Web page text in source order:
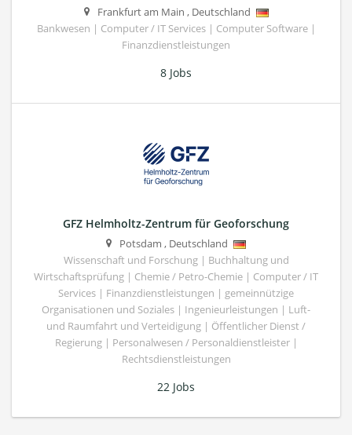
Frankfurt am Main , Deutschland
Bankwesen | Computer / IT Services | Computer Software |
Finanzdienstleistungen
8 Jobs
GFZ Helmholtz-Zentrum für Geoforschung
Potsdam , Deutschland
Wissenschaft und Forschung | Buchhaltung und
Wirtschaftsprüfung | Chemie / Petro-Chemie | Computer / IT
Services | Finanzdienstleistungen | gemeinnützige
Organisationen und Soziales | Ingenieurleistungen | Luft-
und Raumfahrt und Verteidigung | Öffentlicher Dienst /
Regierung | Personalwesen / Personaldienstleister |
Rechtsdienstleistungen
22 Jobs